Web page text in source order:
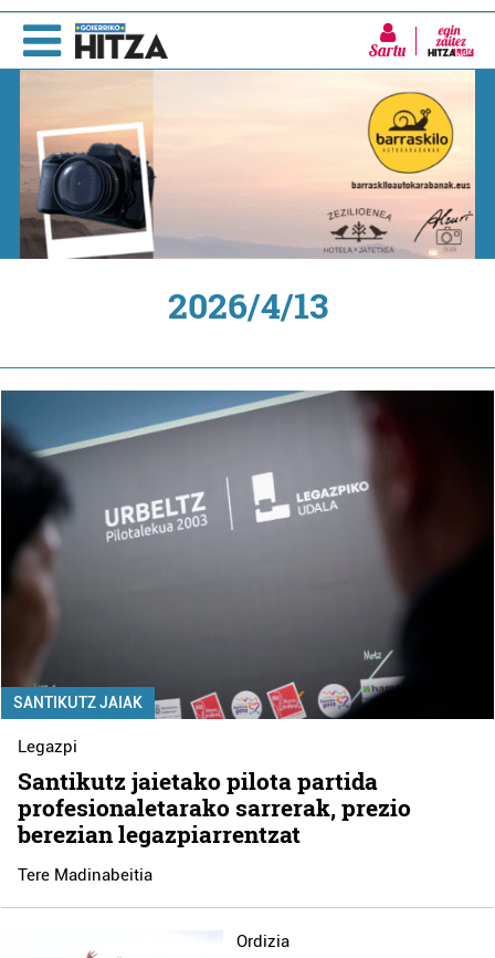
Sartu
2026/4/13
SANTIKUTZ JAIAK
Legazpi
Santikutz jaietako pilota partida
profesionaletarako sarrerak, prezio
berezian legazpiarrentzat
Tere Madinabeitia
Ordizia